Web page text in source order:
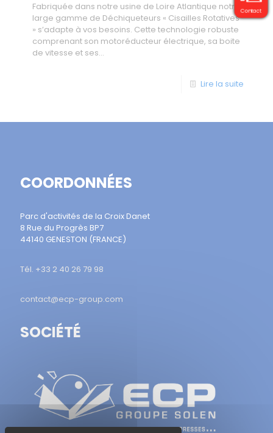
Fabriquée dans notre usine de Loire Atlantique notre
large gamme de Déchiqueteurs « Cisailles Rotatives
» s’adapte à vos besoins. Cette technologie robuste
comprenant son motoréducteur électrique, sa boite
de vitesse et ses...
Lire la suite
COORDONNÉES
Parc d'activités de la Croix Danet
8 Rue du Progrès BP7
44140 GENESTON (FRANCE)
Tél. +33 2 40 26 79 98
contact@ecp-group.com
SOCIÉTÉ
Contact